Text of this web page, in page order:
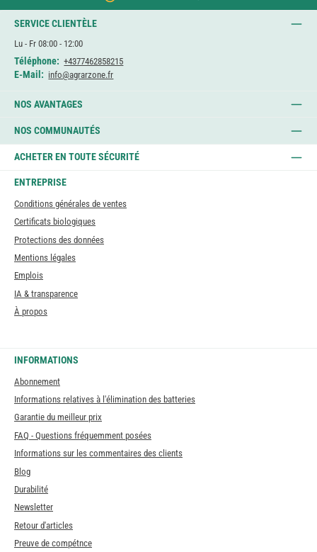
SERVICE CLIENTÈLE
Lu - Fr 08:00 - 12:00
Téléphone: +4377462858215
E-Mail: info@agrarzone.fr
NOS AVANTAGES
NOS COMMUNAUTÉS
ACHETER EN TOUTE SÉCURITÉ
ENTREPRISE
Conditions générales de ventes
Certificats biologiques
Protections des données
Mentions légales
Emplois
IA & transparence
À propos
INFORMATIONS
Abonnement
Informations relatives à l'élimination des batteries
Garantie du meilleur prix
FAQ - Questions fréquemment posées
Informations sur les commentaires des clients
Blog
Durabilité
Newsletter
Retour d'articles
Preuve de compétnce